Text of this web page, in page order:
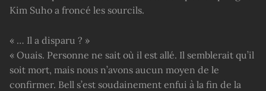
Kim Suho a froncé les sourcils.
« … Il a disparu ? »
« Ouais. Personne ne sait où il est allé. Il semblerait qu’il
soit mort, mais nous n’avons aucun moyen de le
confirmer. Bell s’est soudainement enfui à la fin de la